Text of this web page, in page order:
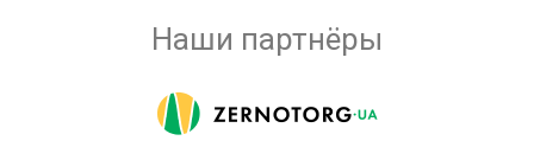
Наши партнёры